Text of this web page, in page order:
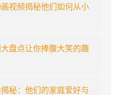
视频揭秘他们如何从小
盘点让你捧腹大笑的趣
秘：他们的家庭爱好与